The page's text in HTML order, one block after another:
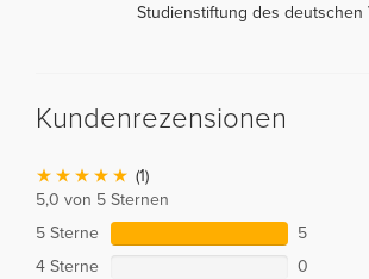
Studienstiftung des deutschen
Kundenrezensionen
(1)
5,0 von 5 Sternen
5 Sterne
5
4 Sterne
0